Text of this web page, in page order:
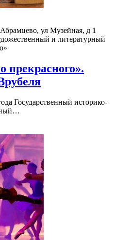
ул Музейная, д 1
и литературный
прекрасного».
Государственный историко-